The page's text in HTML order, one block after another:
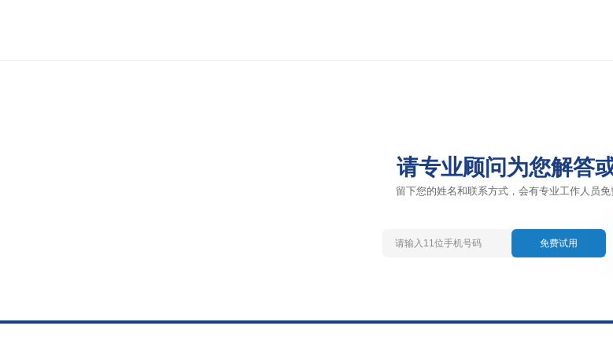
请专业顾问为您解答
留下您的姓名和联系方式，会有专业工作人员免
免费试用